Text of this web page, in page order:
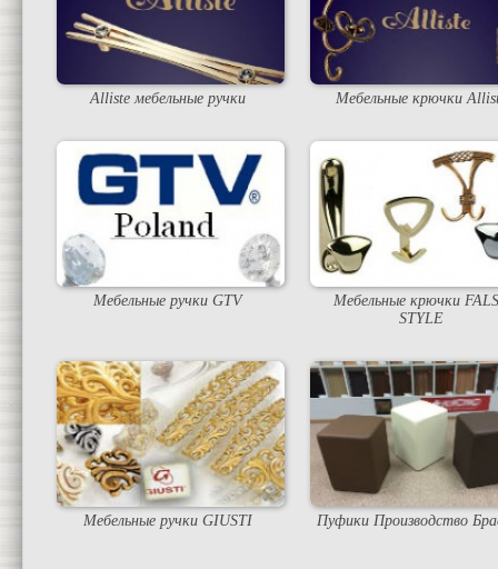
Alliste мебельные ручки Мебельные крючки
Мебельные ручки GTV
Мебельные крючки
STYLE
Мебельные ручки GIUSTI Пуфики Производство